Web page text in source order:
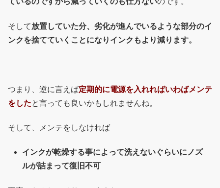
そして放置していた分、劣化が進んでいるような部分のイ
ンクを捨てていくことになりインクもより減ります。
つまり、逆に言えば定期的に電源を入れればいわばメンテ
をしたと言っても良いかもしれませんね。
そして、メンテをしなければ
インクが乾燥する事によって洗えないぐらいにノズ
ルが詰まって復旧不可